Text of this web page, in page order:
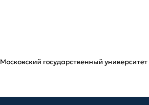
Московский государственный